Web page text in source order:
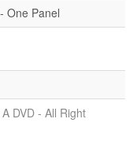
One Panel
DVD - All Right